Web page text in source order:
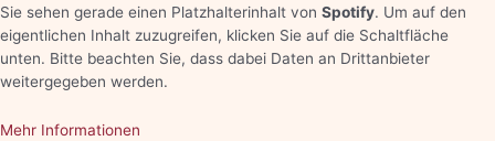
Sie sehen gerade einen Platzhalterinhalt von Spotify. Um auf den
eigentlichen Inhalt zuzugreifen, klicken Sie auf die Schaltfläche
unten. Bitte beachten Sie, dass dabei Daten an Drittanbieter
weitergegeben werden.
Mehr Informationen